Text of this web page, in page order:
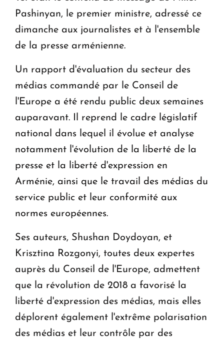
Pashinyan, le premier ministre, adressé ce
dimanche aux journalistes et à l'ensemble
de la presse arménienne.
Un rapport d'évaluation du secteur des
médias commandé par le Conseil de
l'Europe a été rendu public deux semaines
auparavant. Il reprend le cadre législatif
national dans lequel il évolue et analyse
notamment l'évolution de la liberté de la
presse et la liberté d'expression en
Arménie, ainsi que le travail des médias du
service public et leur conformité aux
normes européennes.
Ses auteurs, Shushan Doydoyan, et
Krisztina Rozgonyi, toutes deux expertes
auprès du Conseil de l'Europe, admettent
que la révolution de 2018 a favorisé la
liberté d'expression des médias, mais elles
déplorent également l'extrême polarisation
des médias et leur contrôle par des